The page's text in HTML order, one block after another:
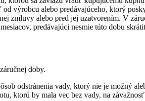
výrobcu alebo predávajúceho, ktorý
zmluvy alebo pred jej uzatvorením. V
predávajúci nesmie túto dobu
doby.
odstránenia vady, ktorý nie je možný
ktorú by mala vec bez vady, na